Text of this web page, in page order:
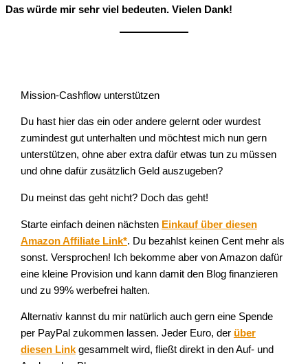
Das würde mir sehr viel bedeuten. Vielen Dank!
Mission-Cashflow unterstützen
Du hast hier das ein oder andere gelernt oder wurdest
zumindest gut unterhalten und möchtest mich nun gern
unterstützen, ohne aber extra dafür etwas tun zu müssen
und ohne dafür zusätzlich Geld auszugeben?
Du meinst das geht nicht? Doch das geht!
Starte einfach deinen nächsten Einkauf über diesen
Amazon Affiliate Link*. Du bezahlst keinen Cent mehr als
sonst. Versprochen! Ich bekomme aber von Amazon dafür
eine kleine Provision und kann damit den Blog finanzieren
und zu 99% werbefrei halten.
Alternativ kannst du mir natürlich auch gern eine Spende
per PayPal zukommen lassen. Jeder Euro, der über
diesen Linkgesammelt wird, fließt direkt in den Auf- und